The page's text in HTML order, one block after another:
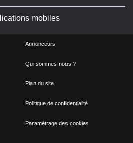
mobiles
Annonceurs
Qui sommes-nous ?
Plan du site
Politique de confidentialité
Paramétrage des cookies